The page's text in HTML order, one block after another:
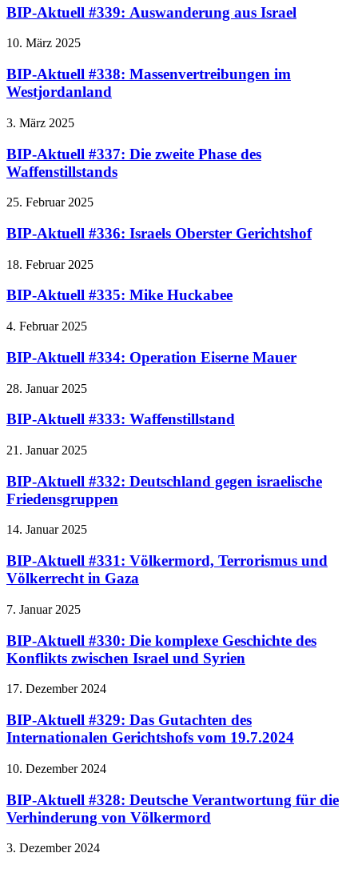
BIP-Aktuell #339: Auswanderung aus Israel
10. März 2025
BIP-Aktuell #338: Massenvertreibungen im
Westjordanland
3. März 2025
BIP-Aktuell #337: Die zweite Phase des
Waffenstillstands
25. Februar 2025
BIP-Aktuell #336: Israels Oberster Gerichtshof
18. Februar 2025
BIP-Aktuell #335: Mike Huckabee
4. Februar 2025
BIP-Aktuell #334: Operation Eiserne Mauer
28. Januar 2025
BIP-Aktuell #333: Waffenstillstand
21. Januar 2025
BIP-Aktuell #332: Deutschland gegen israelische
Friedensgruppen
14. Januar 2025
BIP-Aktuell #331: Völkermord, Terrorismus und
Völkerrecht in Gaza
7. Januar 2025
BIP-Aktuell #330: Die komplexe Geschichte des
Konflikts zwischen Israel und Syrien
17. Dezember 2024
BIP-Aktuell #329: Das Gutachten des
Internationalen Gerichtshofs vom 19.7.2024
10. Dezember 2024
BIP-Aktuell #328: Deutsche Verantwortung für die
Verhinderung von Völkermord
3. Dezember 2024